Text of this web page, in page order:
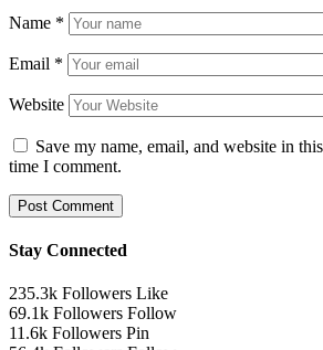
Name *
Email *
Website
Save my name, email, and website in
time I comment.
Stay Connected
235.3k Followers Like
69.1k Followers Follow
11.6k Followers Pin